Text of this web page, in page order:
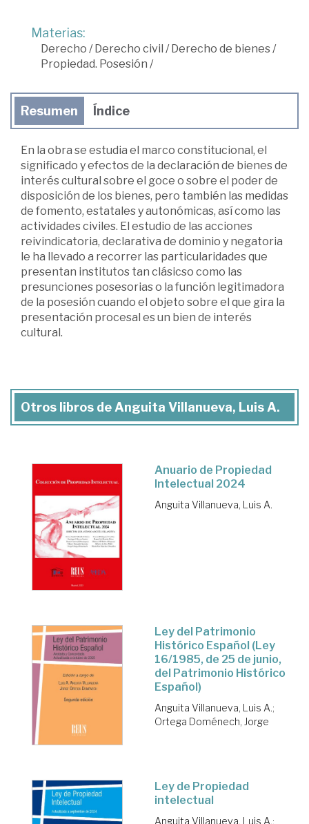
Materias:
Derecho /Derecho civil /Derecho de bienes /
Propiedad. Posesión /
Resumen Índice
En la obra se estudia el marco constitucional, el
significado y efectos de la declaración de bienes de
interés cultural sobre el goce o sobre el poder de
disposición de los bienes, pero también las medidas
de fomento, estatales y autonómicas, así como las
actividades civiles. El estudio de las acciones
reivindicatoria, declarativa de dominio y negatoria
le ha llevado a recorrer las particularidades que
presentan institutos tan clásicso como las
presunciones posesorias o la función legitimadora
de la posesión cuando el objeto sobre el que gira la
presentación procesal es un bien de interés
cultural.
Otros libros de Anguita Villanueva, Luis A.
Anuario de Propiedad
Intelectual 2024
Anguita Villanueva, Luis A.
Ley del Patrimonio
Histórico Español (Ley
16/1985, de 25 de junio,
del Patrimonio Histórico
Español)
Anguita Villanueva, Luis A.;
Ortega Doménech, Jorge
Ley de Propiedad
intelectual
Anguita Villanueva, Luis A.;